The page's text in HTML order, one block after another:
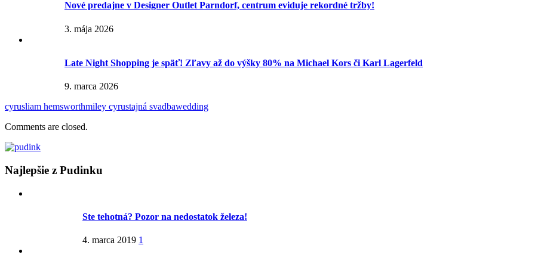
Nové predajne v Designer Outlet Parndorf, centrum eviduje rekordné tržby!
3. mája 2026
Late Night Shopping je späť! Zľavy až do výšky 80% na Michael Kors či Karl Lagerfeld
9. marca 2026
cyrusliam hemsworthmiley cyrustajná svadbawedding
Comments are closed.
Najlepšie z Pudinku
Ste tehotná? Pozor na nedostatok železa!
4. marca 2019 1